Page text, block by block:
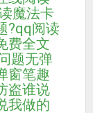
魔法卡
?qq阅读
费全文
题无弹
窗笔趣
盗谁说
我做的